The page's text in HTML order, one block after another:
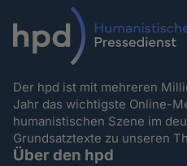
Der hpd ist mit mehreren
Jahr das wichtigste Online-
humanistischen Szene im
Grundsatztexte zu unseren
Über den hpd